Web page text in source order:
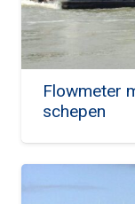
Flowmeter
schepen